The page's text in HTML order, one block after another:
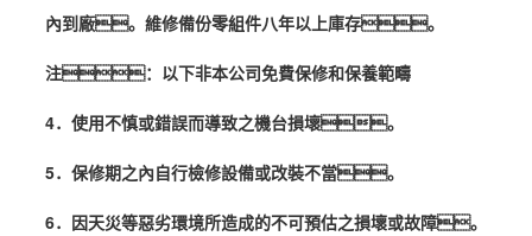
內到廠。維修備份零組件八年以上庫存。
注：以下非本公司免費保修和保養範疇
4．使用不慎或錯誤而導致之機台損壞。
5．保修期之內自行檢修設備或改裝不當。
6．因天災等惡劣環境所造成的不可預估之損壞或故障。